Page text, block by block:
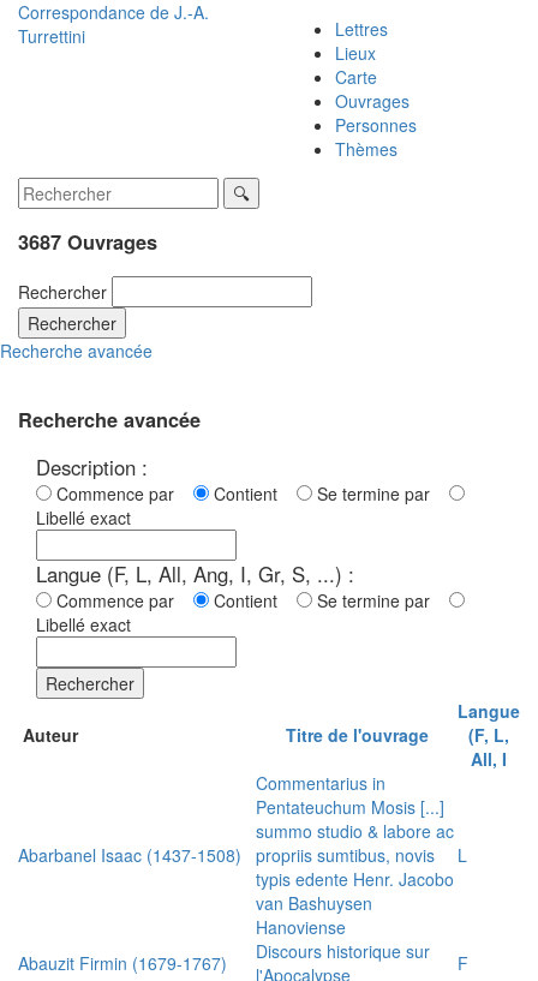
Correspondance de J.-A.
Turrettini
Lettres
Lieux
Carte
Ouvrages
Personnes
Thèmes
3687 Ouvrages
Rechercher
Rechercher
Recherche avancée
Recherche avancée
Description :
Commence par Contient
Se termine par
Libellé exact
Langue (F, L, All, Ang, I, Gr, S, ...) :
Commence par Contient
Se termine par
Libellé exact
Rechercher
Auteur Titre de l'ouvrage
Langue
(F, L,
All, I
Abarbanel Isaac (1437-1508)
Commentarius in
Pentateuchum Mosis [...]
summo studio & labore ac
propriis sumtibus, novis
typis edente Henr. Jacobo
van Bashuysen
Hanoviense
L
Abauzit Firmin (1679-1767)
Discours historique sur
l'Apocalypse
F